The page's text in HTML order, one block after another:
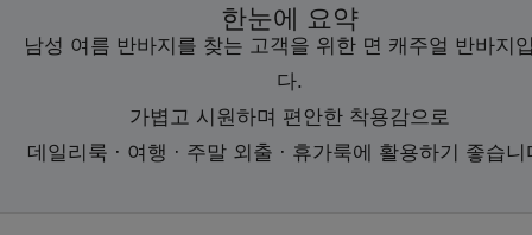
한눈에 요약
남성 여름 반바지를 찾는 고객을 위한 면 캐주얼 반바지
다.
가볍고 시원하며 편안한 착용감으로
데일리룩 · 여행 · 주말 외출 · 휴가룩에 활용하기 좋습니